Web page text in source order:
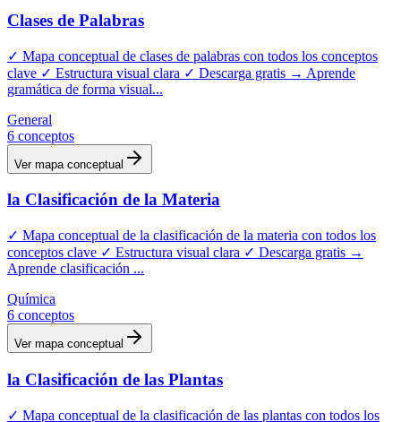
Clases de Palabras
✓ Mapa conceptual de clases de palabras con todos los conceptos
clave ✓ Estructura visual clara ✓ Descarga gratis → Aprende
gramática de forma visual...
General
6 conceptos
Ver mapa conceptual
la Clasificación de la Materia
✓ Mapa conceptual de la clasificación de la materia con todos los
conceptos clave ✓ Estructura visual clara ✓ Descarga gratis →
Aprende clasificación ...
Química
6 conceptos
Ver mapa conceptual
la Clasificación de las Plantas
✓ Mapa conceptual de la clasificación de las plantas con todos los